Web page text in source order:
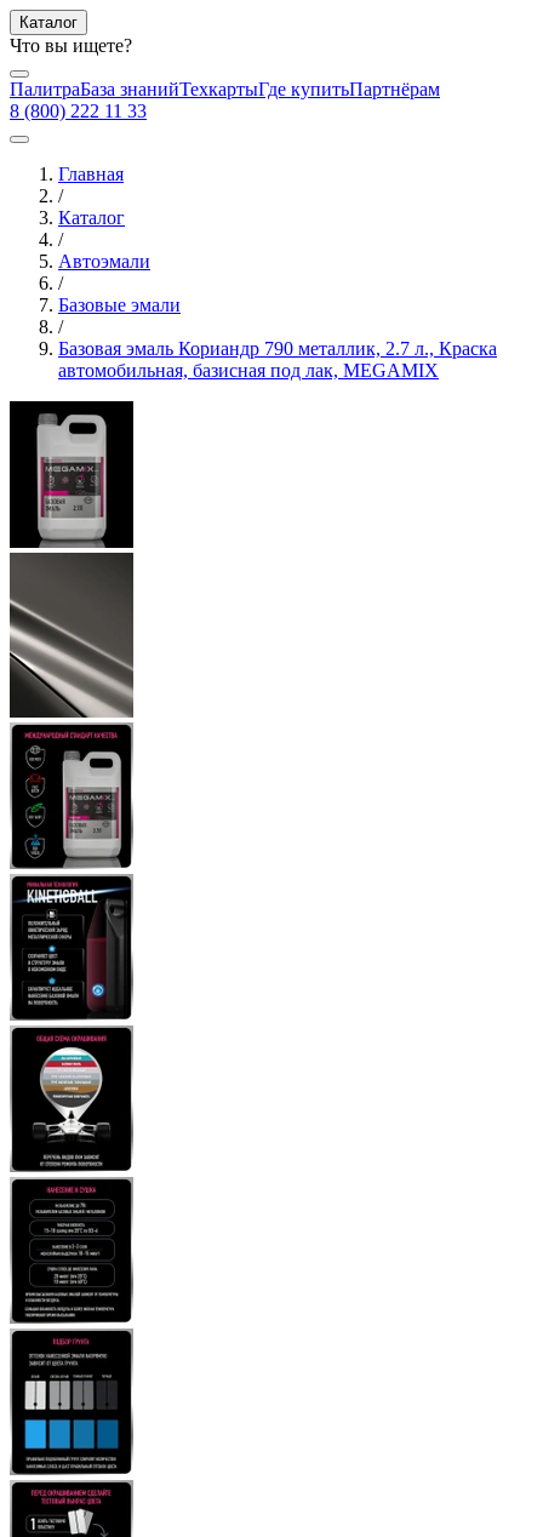
Каталог
Что вы ищете?
ПалитраБаза знанийТехкартыГде купитьПартнёрам
8 (800) 222 11 33
Главная
/
Каталог
/
Автоэмали
/
Базовые эмали
/
Базовая эмаль Кориандр 790 металлик, 2.7 л., Краска
автомобильная, базисная под лак, MEGAMIX